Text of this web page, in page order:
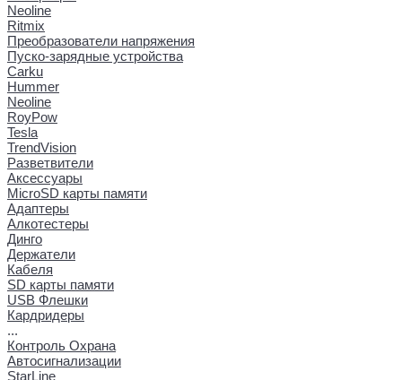
Neoline
Ritmix
Преобразователи напряжения
Пуско-зарядные устройства
Carku
Hummer
Neoline
RoyPow
Tesla
TrendVision
Разветвители
Аксессуары
MicroSD карты памяти
Адаптеры
Алкотестеры
Динго
Держатели
Кабеля
SD карты памяти
USB Флешки
Кардридеры
...
Контроль Охрана
Автосигнализации
StarLine